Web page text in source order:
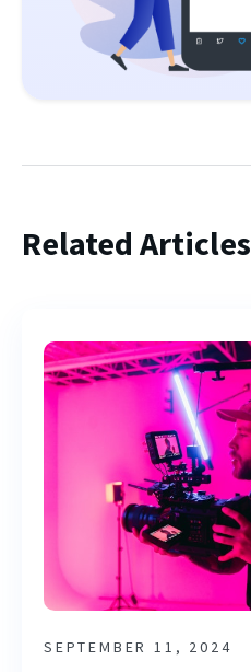
Related Articles
SEPTEMBER 11, 2024